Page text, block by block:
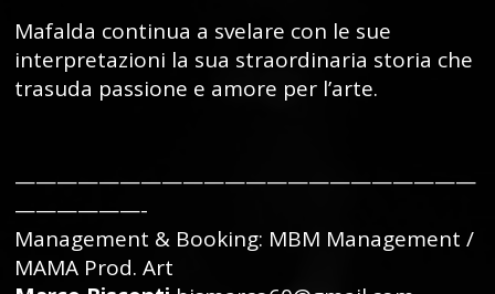
Mafalda continua a svelare con le sue
interpretazioni la sua straordinaria storia che
trasuda passione e amore per l’arte.
——————————————————————
——————-
Management & Booking: MBM Management /
MAMA Prod. Art